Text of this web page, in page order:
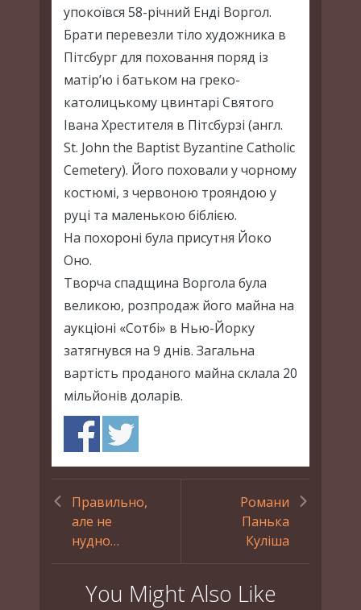
упокоївся 58-річний Енді Воргол.
Брати перевезли тіло художника в
Пітсбург для поховання поряд із
матір’ю і батьком на греко-
католицькому цвинтарі Святого
Івана Хрестителя в Пітсбурзі (англ.
St. John the Baptist Byzantine Catholic
Cemetery). Його поховали у чорному
костюмі, з червоною трояндою у
руці та маленькою біблією.
На похороні була присутня Йоко
Оно.
Творча спадщина Воргола була
великою, розпродаж його майна на
аукціоні «Сотбі» в Нью-Йорку
затягнувся на 9 днів. Загальна
вартість проданого майна склала 20
мільйонів доларів.
Правильно,
але не
нудно…
Романи
Панька
Куліша
You Might Also Like